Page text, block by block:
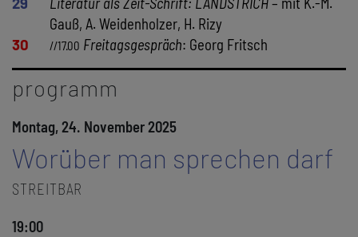
Gauß, A. Weidenholzer, H. Rizy
30
//17.00 Freitagsgespräch: Georg Fritsch
programm
Montag, 24. November 2025
Worüber man sprechen darf
STREITBAR
19:00